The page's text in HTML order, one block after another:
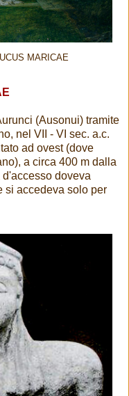
MARICAE
(Ausonui) tramite
nel VII - VI sec. a.c.
ad ovest (dove
a circa 400 m dalla
doveva
si accedeva solo per